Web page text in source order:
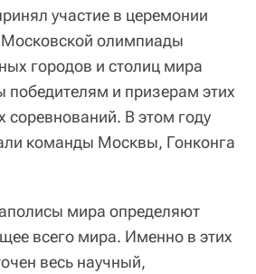
участие в церемонии
олимпиады
городов и столиц мира
победителям и призерам этих
соревнований. В этом году
команды Москвы, Гонконга
мира определяют
всего мира. Именно в этих
весь научный,